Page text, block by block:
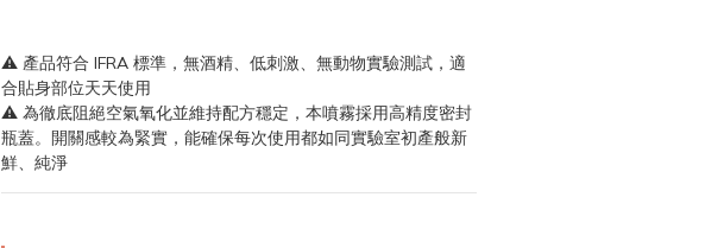
⚠ 產品符合 IFRA 標準，無酒精、低刺激、無動物實驗測試，適
合貼身部位天天使用
⚠ 為徹底阻絕空氣氧化並維持配方穩定，本噴霧採用高精度密封
瓶蓋。開關感較為緊實，能確保每次使用都如同實驗室初產般新
鮮、純淨